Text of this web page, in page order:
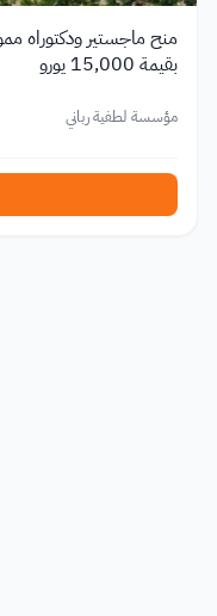
بقيمة 15,000 يورو
مؤسسة لطفية رباني